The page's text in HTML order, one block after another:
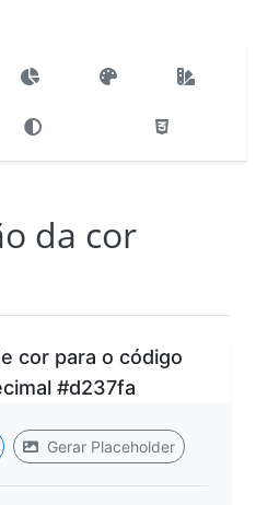
da cor
Gerar Placeholder